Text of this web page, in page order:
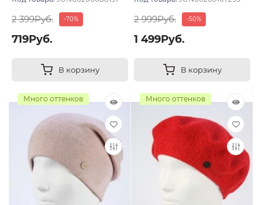
2 399Руб. -70%
719Руб.
В корзину
2 999Руб. -50%
1 499Руб.
В корзину
Много оттенков Много оттенков